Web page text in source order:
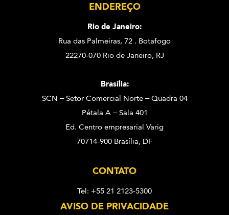
ENDEREÇO
Rio de Janeiro:
Rua das Palmeiras, 72 . Botafogo
22270-070 Rio de Janeiro, RJ
Brasília:
SCN – Setor Comercial Norte – Quadra 04
Pétala A – Sala 401
Ed. Centro empresarial Varig
70714-900 Brasília, DF
CONTATO
Tel: +55 21 2123-5300
AVISO DE PRIVACIDADE